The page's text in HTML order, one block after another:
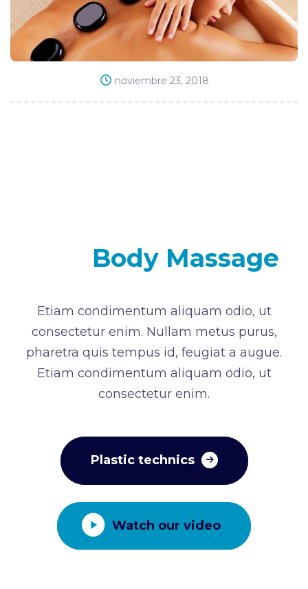
noviembre 23, 2018
Body Massage
Etiam condimentum aliquam odio, ut
consectetur enim. Nullam metus purus,
pharetra quis tempus id, feugiat a augue.
Etiam condimentum aliquam odio, ut
consectetur enim.
Plastic technics
Watch our video